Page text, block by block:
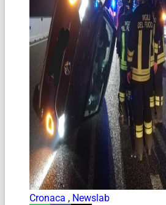
Cronaca , Newslab